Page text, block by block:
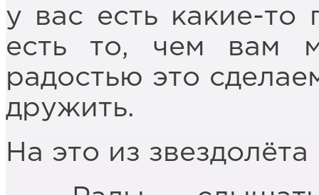
у вас есть какие-
есть то, чем вам
радостью это
дружить.
На это из